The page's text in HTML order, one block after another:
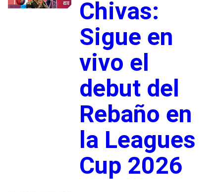
Chivas:
Sigue en
vivo el
debut del
Rebaño en
la Leagues
Cup 2026